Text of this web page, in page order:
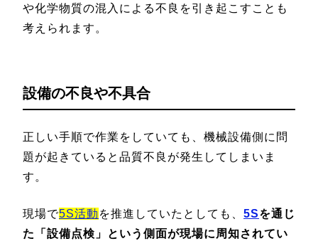
や化学物質の混入による不良を引き起こすことも
考えられます。
設備の不良や不具合
正しい手順で作業をしていても、機械設備側に問
題が起きていると品質不良が発生してしまいま
す。
現場で5S活動 を推進していたとしても、 5Sを通じ
た「設備点検」という側面が現場に周知されてい